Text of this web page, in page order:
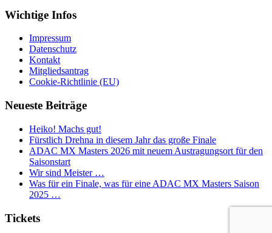
Wichtige Infos
Impressum
Datenschutz
Kontakt
Mitgliedsantrag
Cookie-Richtlinie (EU)
Neueste Beiträge
Heiko! Machs gut!
Fürstlich Drehna in diesem Jahr das große Finale
ADAC MX Masters 2026 mit neuem Austragungsort für den
Saisonstart
Wir sind Meister …
Was für ein Finale, was für eine ADAC MX Masters Saison
2025 …
Tickets